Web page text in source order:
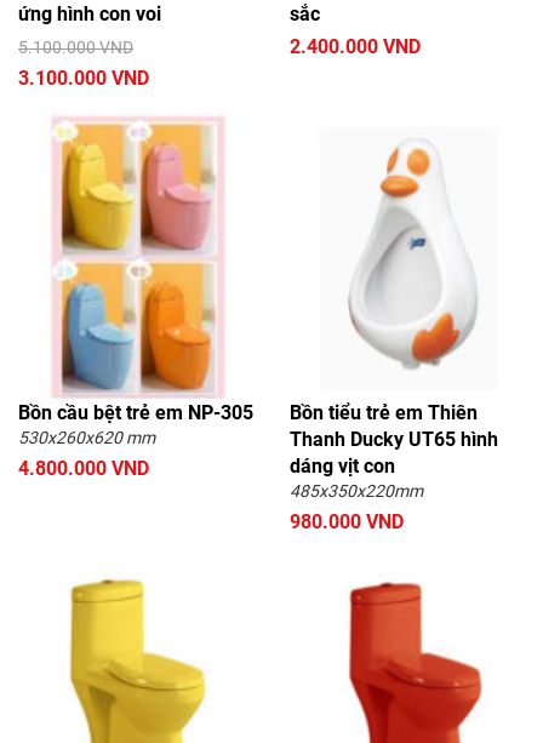
ứng hình con voi
5.100.000 VND
3.100.000 VND
sắc
2.400.000 VND
Bồn cầu bệt trẻ em NP-305
530x260x620 mm
4.800.000 VND
Bồn tiểu trẻ em Thiên
Thanh Ducky UT65 hình
dáng vịt con
485x350x220mm
980.000 VND